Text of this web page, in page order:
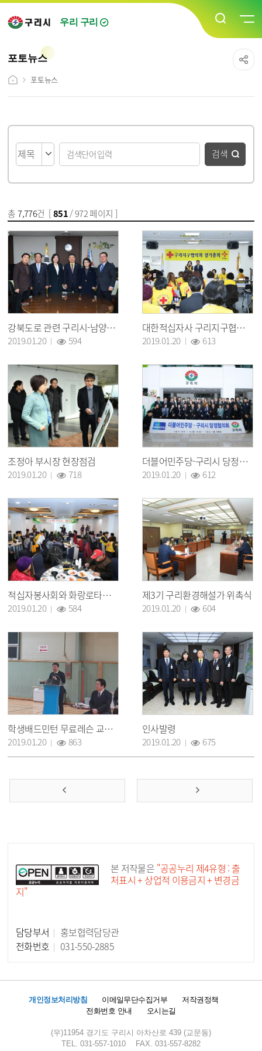
우리 구리
포토뉴스
포토뉴스
검색
총7,776건 [851/ 972 페이지 ]
강북도로 관련 구리시-남양주시-경기도 간담회
2019.01.20 594
대한적십자사 구리지구협의회 연차총회
2019.01.20 613
조정아 부시장 현장점검
2019.01.20 718
더블어민주당-구리시 당정협의회
2019.01.20 612
적십자봉사회와 화랑로타리클럽과 함께하는 어르신 식사대접
2019.01.20 584
제3기 구리환경해설가 위촉식
2019.01.20 604
학생배드민턴 무료레슨 교실 입교식
2019.01.20 863
인사발령
2019.01.20 675
본 저작물은 "공공누리 제4유형 : 출
처표시 + 상업적 이용금지 + 변경금
지"
담당부서
홍보협력담당관
전화번호
031-550-2885
개인정보처리방침 이메일무단수집거부
저작권정책
전화번호 안내
오시는길
(우)11954 경기도 구리시 아차산로 439 (교문동)
TEL. 031-557-1010
FAX. 031-557-8282